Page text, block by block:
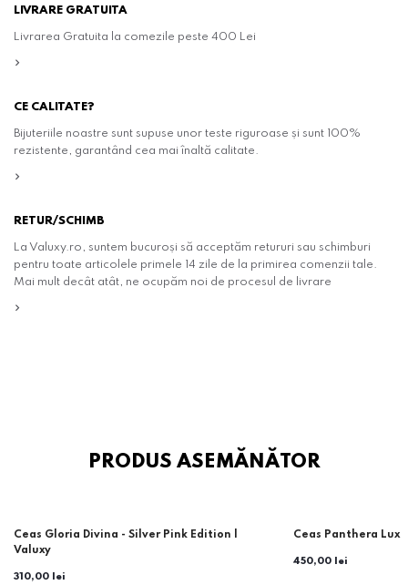
LIVRARE GRATUITA
Livrarea Gratuita la comezile peste 400 Lei
CE CALITATE?
Bijuteriile noastre sunt supuse unor teste riguroase și sunt 100%
rezistente, garantând cea mai înaltă calitate.
RETUR/SCHIMB
La Valuxy.ro, suntem bucuroși să acceptăm retururi sau schimburi
pentru toate articolele primele 14 zile de la primirea comenzii tale.
Mai mult decât atât, ne ocupăm noi de procesul de livrare
PRODUS ASEMĂNĂTOR
Ceas Gloria Divina - Silver Pink Edition |
Valuxy
310,00 lei
Ceas Panthera Lux
450,00 lei